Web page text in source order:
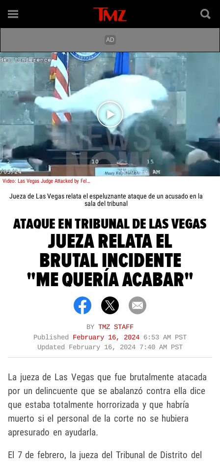
Play video content
Video: Las Vegas Judge Attacked by Felon During Court Sentencing
Jueza de Las Vegas relata el espeluznante ataque de un acusado en la
sala del tribunal
ATAQUE EN TRIBUNAL DE LAS VEGAS
JUEZA RELATA EL
BRUTAL INCIDENTE
"ME QUERÍA ACABAR"
BY TMZ STAFF
Published
February 16, 2024 6:53 AM PST
Updated
February 16, 2024 7:40 AM PST
La jueza de Las Vegas que fue brutalmente atacada
por un delincuente que se abalanzó contra ella dice
que estaba totalmente horrorizada y que habría
muerto si el personal de la corte no se hubiera
apresurado en ayudarla.
El 7 de febrero, la jueza del Tribunal de Distrito del